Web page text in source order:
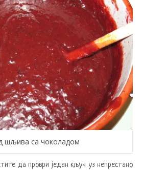
шљива са чоколадом
да проври један кључ уз непрестано